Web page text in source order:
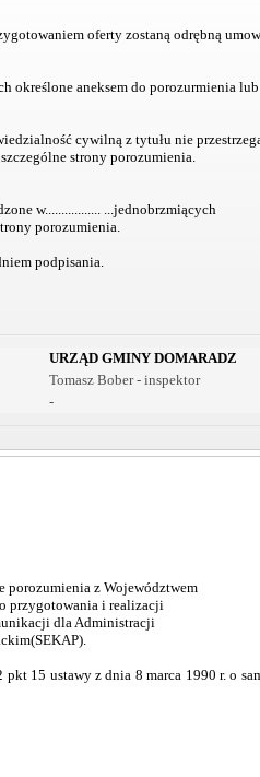
oferty zostaną odrębną
określone aneksem do porozurmienia lub
cywilną z tytułu nie
strony porozumienia.
w................. ...jednobrzmiących
porozumienia.
podpisania.
URZĄD GMINY DOMARADZ
Tomasz Bober - inspektor
-
porozumienia z Województwem
przygotowania i realizacji
dla Administracji
15 ustawy z dnia 8 marca 1990 r. o